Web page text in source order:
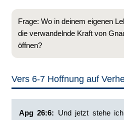
Frage: Wo in deinem eigenen
die verwandelnde Kraft von
öffnen?
Vers 6-7 Hoffnung auf
Apg 26:6: ‭ Und jetzt stehe